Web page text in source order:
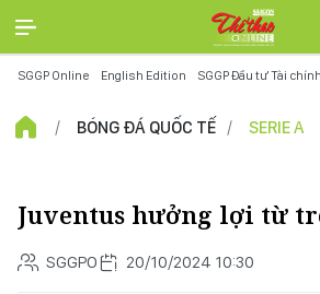
SGGP Online English Edition SGGP Đầu tư Tài chính
BÓNG ĐÁ QUỐC TẾ SERIE A
Juventus hưởng lợi từ
SGGPO 20/10/2024 10:30